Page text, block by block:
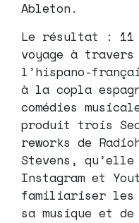
Ableton.
Le résultat : 11
voyage à
l’hispano-
à la copla
comédies
produit trois
reworks de
Stevens, qu’elle
Instagram et
familiariser les
sa musique et